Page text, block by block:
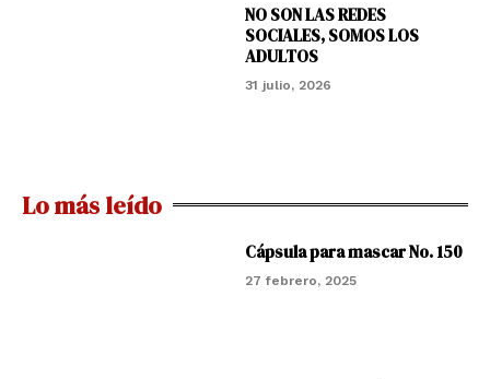
NO SON LAS REDES
SOCIALES, SOMOS LOS
ADULTOS
31 julio, 2026
Lo más leído
Cápsula para mascar No. 150
27 febrero, 2025